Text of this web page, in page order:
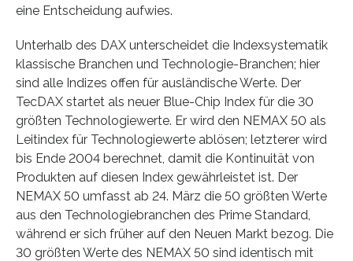
eine Entscheidung aufwies.
Unterhalb des DAX unterscheidet die Indexsystematik
klassische Branchen und Technologie-Branchen; hier
sind alle Indizes offen für ausländische Werte. Der
TecDAX startet als neuer Blue-Chip Index für die 30
größten Technologiewerte. Er wird den NEMAX 50 als
Leitindex für Technologiewerte ablösen; letzterer wird
bis Ende 2004 berechnet, damit die Kontinuität von
Produkten auf diesen Index gewährleistet ist. Der
NEMAX 50 umfasst ab 24. März die 50 größten Werte
aus den Technologiebranchen des Prime Standard,
während er sich früher auf den Neuen Markt bezog. Die
30 größten Werte des NEMAX 50 sind identisch mit